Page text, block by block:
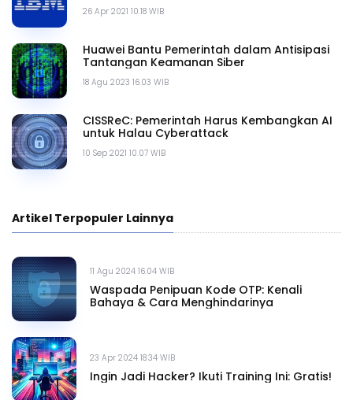
26 Apr 2021 10.18 WIB
18 Agu 2023 16.03 WIB
Huawei Bantu Pemerintah dalam Antisipasi
Tantangan Keamanan Siber
10 Sep 2021 10.07 WIB
CISSReC: Pemerintah Harus Kembangkan AI
untuk Halau Cyberattack
Artikel Terpopuler Lainnya
11 Agu 2024 16.04 WIB
Waspada Penipuan Kode OTP: Kenali
Bahaya & Cara Menghindarinya
23 Apr 2024 18.34 WIB
Ingin Jadi Hacker? Ikuti Training Ini: Gratis!